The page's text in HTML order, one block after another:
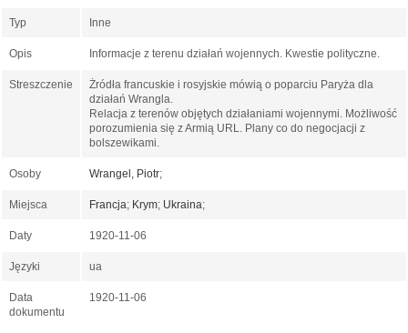
Typ Inne
Opis Informacje z terenu działań wojennych. Kwestie polityczne.
Streszczenie
Żródła francuskie i rosyjskie mówią o poparciu Paryża dla
działań Wrangla.
Relacja z terenów objętych działaniami wojennymi. Możliwość
porozumienia się z Armią URL. Plany co do negocjacji z
bolszewikami.
Osoby Wrangel, Piotr;
Miejsca Francja; Krym; Ukraina;
Daty 1920-11-06
Języki ua
Data
dokumentu
1920-11-06